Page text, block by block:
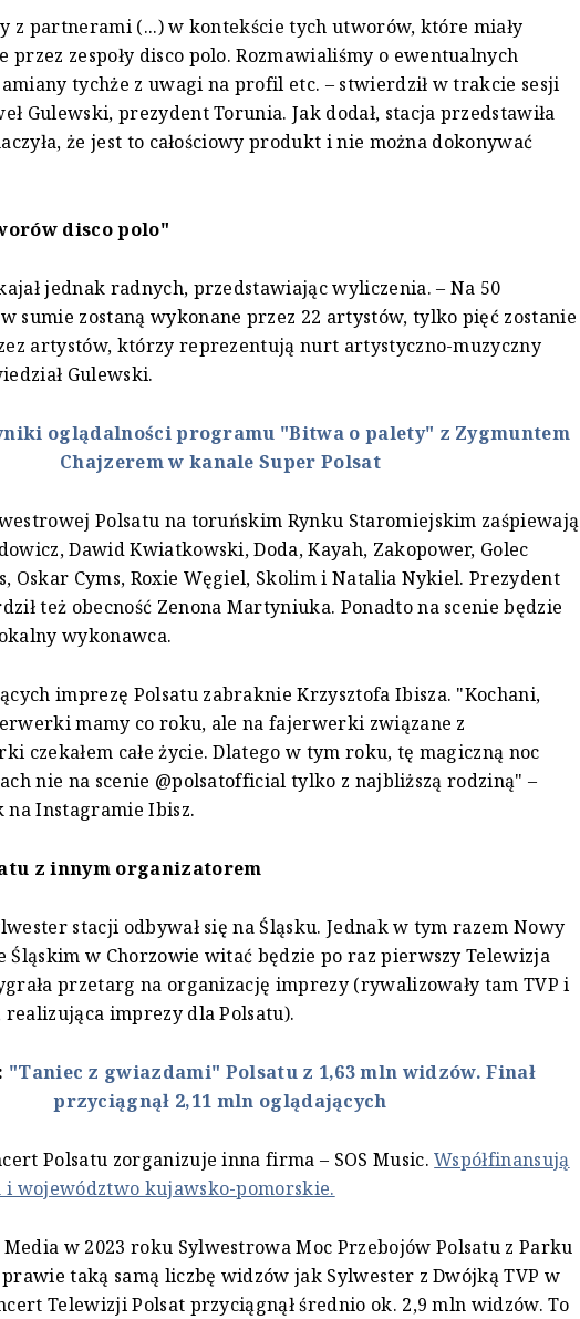
z partnerami (...) w kontekście tych utworów, które miały
przez zespoły disco polo. Rozmawialiśmy o ewentualnych
tychże z uwagi na profil etc. – stwierdził w trakcie sesji
Gulewski, prezydent Torunia. Jak dodał, stacja przedstawiła
że jest to całościowy produkt i nie można dokonywać
disco polo"
jednak radnych, przedstawiając wyliczenia. – Na 50
sumie zostaną wykonane przez 22 artystów, tylko pięć zostanie
artystów, którzy reprezentują nurt artystyczno-muzyczny
Gulewski.
oglądalności programu "Bitwa o palety" z Zygmuntem
Chajzerem w kanale Super Polsat
Polsatu na toruńskim Rynku Staromiejskim zaśpiewają
Dawid Kwiatkowski, Doda, Kayah, Zakopower, Golec
Oskar Cyms, Roxie Węgiel, Skolim i Natalia Nykiel. Prezydent
też obecność Zenona Martyniuka. Ponadto na scenie będzie
wykonawca.
imprezę Polsatu zabraknie Krzysztofa Ibisza. "Kochani,
mamy co roku, ale na fajerwerki związane z
czekałem całe życie. Dlatego w tym roku, tę magiczną noc
nie na scenie @polsatofficial tylko z najbliższą rodziną" –
na Instagramie Ibisz.
z innym organizatorem
stacji odbywał się na Śląsku. Jednak w tym razem Nowy
Śląskim w Chorzowie witać będzie po raz pierwszy Telewizja
przetarg na organizację imprezy (rywalizowały tam TVP i
realizująca imprezy dla Polsatu).
"Taniec z gwiazdami" Polsatu z 1,63 mln widzów. Finał
przyciągnął 2,11 mln oglądających
Polsatu zorganizuje inna firma – SOS Music.Współfinansują
i województwo kujawsko-pomorskie.
Media w 2023 roku Sylwestrowa Moc Przebojów Polsatu z Parku
prawie taką samą liczbę widzów jak Sylwester z Dwójką TVP w
Telewizji Polsat przyciągnął średnio ok. 2,9 mln widzów. To